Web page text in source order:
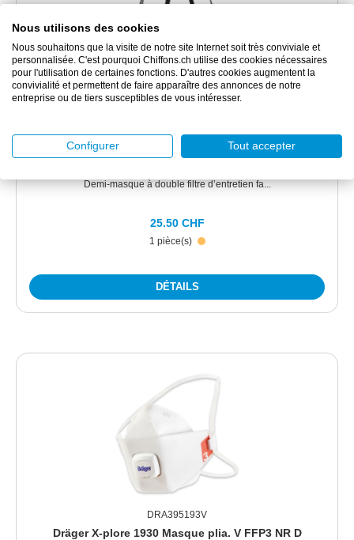
Demi-masque à double filtre d’entretien fa...
1 pièce(s)
25.50 CHF
DÉTAILS
DRA395193V
Dräger X-plore 1930 Masque plia. V FFP3 NR D
Nous utilisons des cookies
Nous souhaitons que la visite de notre site Internet soit très conviviale et
personnalisée. C'est pourquoi Chiffons.ch utilise des cookies nécessaires
pour l'utilisation de certaines fonctions. D'autres cookies augmentent la
convivialité et permettent de faire apparaître des annonces de notre
entreprise ou de tiers susceptibles de vous intéresser.
Configurer Tout accepter